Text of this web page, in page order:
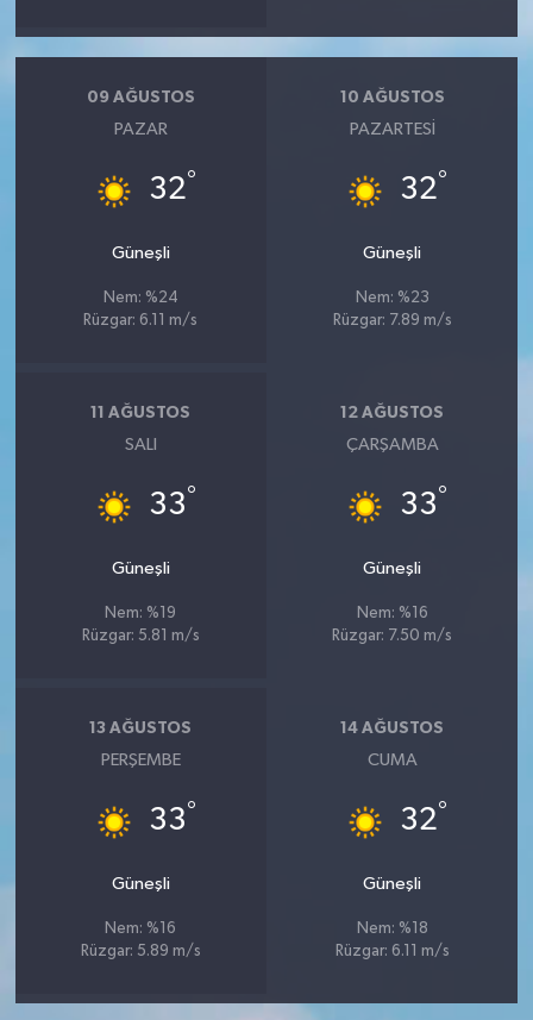
09 AĞUSTOS
PAZAR
32°
Güneşli
Nem: %24
Rüzgar: 6.11 m/s
10 AĞUSTOS
PAZARTESI
32°
Güneşli
Nem: %23
Rüzgar: 7.89 m/s
11 AĞUSTOS
SALI
33°
Güneşli
Nem: %19
Rüzgar: 5.81 m/s
12 AĞUSTOS
ÇARŞAMBA
33°
Güneşli
Nem: %16
Rüzgar: 7.50 m/s
13 AĞUSTOS
PERŞEMBE
33°
Güneşli
Nem: %16
Rüzgar: 5.89 m/s
14 AĞUSTOS
CUMA
32°
Güneşli
Nem: %18
Rüzgar: 6.11 m/s